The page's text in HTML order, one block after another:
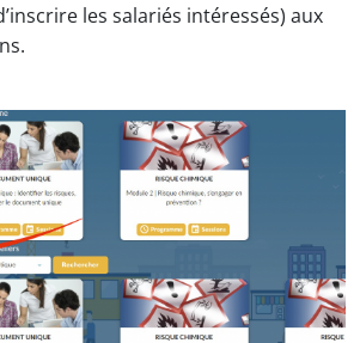
les salariés intéressés) aux